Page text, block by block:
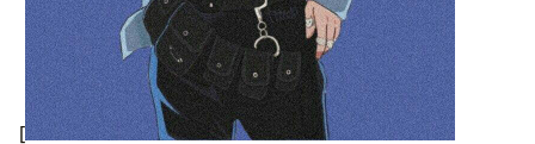
[